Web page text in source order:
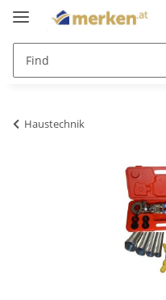
Haustechnik